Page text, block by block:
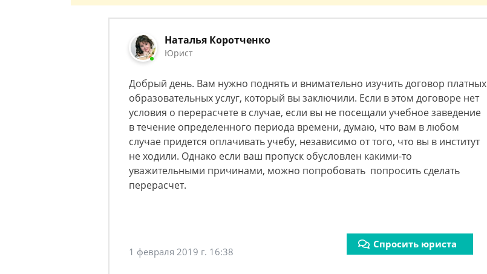
Наталья Коротченко
Юрист
Добрый день. Вам нужно поднять и внимательно изучить договор платных
образовательных услуг, который вы заключили. Если в этом договоре нет
условия о перерасчете в случае, если вы не посещали учебное заведение
в течение определенного периода времени, думаю, что вам в любом
случае придется оплачивать учебу, независимо от того, что вы в институт
не ходили. Однако если ваш пропуск обусловлен какими-то
уважительными причинами, можно попробовать попросить сделать
перерасчет.
1 февраля 2019 г. 16:38
Спросить юриста